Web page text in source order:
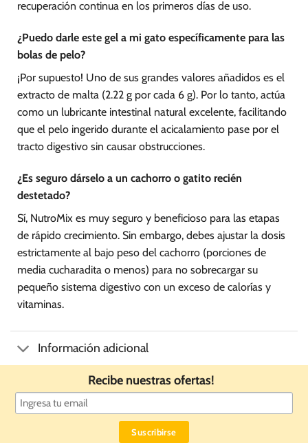
recuperación continua en los primeros días de uso.
¿Puedo darle este gel a mi gato específicamente para las
bolas de pelo?
¡Por supuesto! Uno de sus grandes valores añadidos es el
extracto de malta (2.22 g por cada 6 g). Por lo tanto, actúa
como un lubricante intestinal natural excelente, facilitando
que el pelo ingerido durante el acicalamiento pase por el
tracto digestivo sin causar obstrucciones.
¿Es seguro dárselo a un cachorro o gatito recién
destetado?
Sí, NutroMix es muy seguro y beneficioso para las etapas
de rápido crecimiento. Sin embargo, debes ajustar la dosis
estrictamente al bajo peso del cachorro (porciones de
media cucharadita o menos) para no sobrecargar su
pequeño sistema digestivo con un exceso de calorías y
vitaminas.
Información adicional
Recibe nuestras ofertas!